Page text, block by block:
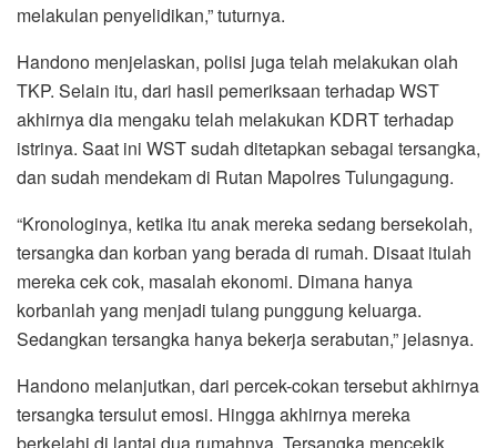
melakulan penyelidikan,” tuturnya.
Handono menjelaskan, polisi juga telah melakukan olah
TKP. Selain itu, dari hasil pemeriksaan terhadap WST
akhirnya dia mengaku telah melakukan KDRT terhadap
istrinya. Saat ini WST sudah ditetapkan sebagai tersangka,
dan sudah mendekam di Rutan Mapolres Tulungagung.
“Kronologinya, ketika itu anak mereka sedang bersekolah,
tersangka dan korban yang berada di rumah. Disaat itulah
mereka cek cok, masalah ekonomi. Dimana hanya
korbanlah yang menjadi tulang punggung keluarga.
Sedangkan tersangka hanya bekerja serabutan,” jelasnya.
Handono melanjutkan, dari percek-cokan tersebut akhirnya
tersangka tersulut emosi. Hingga akhirnya mereka
berkelahi di lantai dua rumahnya. Tersangka mencekik